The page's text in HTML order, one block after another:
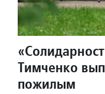
Тимченко
пожилым